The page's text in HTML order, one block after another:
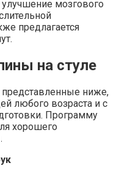
улучшение мозгового
предлагается
на стуле
ниже,
любого возраста и с
Программу
хорошего